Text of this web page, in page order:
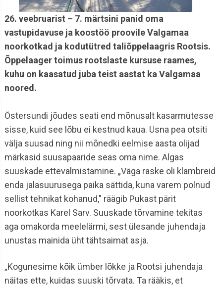
26. veebruarist – 7. märtsini panid oma
vastupidavuse ja koostöö proovile Valgamaa
noorkotkad ja kodutütred taliõppelaagris Rootsis.
Õppelaager toimus rootslaste kursuse raames,
kuhu on kaasatud juba teist aastat ka Valgamaa
noored.
Östersundi jõudes seati end mõnusalt kasarmutesse
sisse, kuid see lõbu ei kestnud kaua. Üsna pea otsiti
välja suusad ning nii mõnedki eelmise aasta olijad
märkasid suusapaaride seas oma nime. Algas
suuskade ettevalmistamine. „Väga raske oli klambreid
enda jalasuurusega paika sättida, kuna varem polnud
sellist tehnikat kohanud," räägib Pukast pärit
noorkotkas Karel Sarv. Suuskade tõrvamine tekitas
aga omakorda meelelärmi, sest ülesande juhendaja
unustas mainida üht tähtsaimat asja.
„Kogunesime kõik ümber lõkke ja Rootsi juhendaja
näitas ette, kuidas suuski tõrvata. Ta rääkis, et